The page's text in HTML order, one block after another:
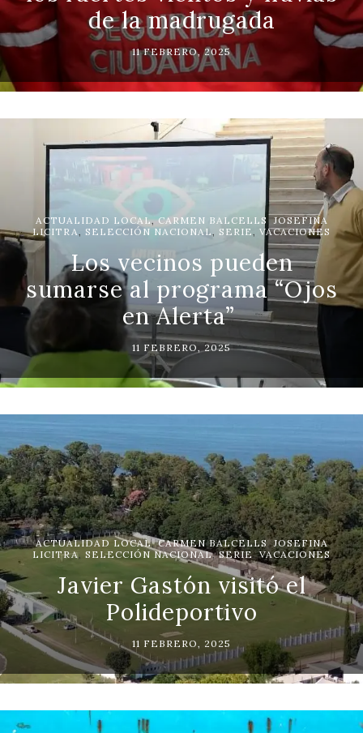
de la madrugada
11 FEBRERO, 2025
ACTUALIDAD LOCAL,CARMEN BALCELLS ,JOSEFINA
LICITRA
SELECCIÓN NACIONAL SERIE VACACIONES
Los vecinos pueden
sumarse al programa “Ojos
en Alerta”
11 FEBRERO, 2025
ACTUALIDAD LOCAL,CARMEN BALCELLS, JOSEFINA
LICITRA SELECCIÓN NACIONAL,SERIE,VACACIONES
Javier Gastón visitó el
Polideportivo
11 FEBRERO, 2025